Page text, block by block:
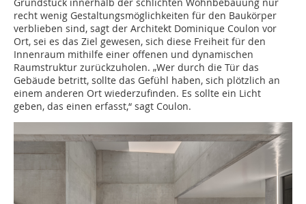
recht wenig Gestaltungsmöglichkeiten für den Baukörper
verblieben sind, sagt der Architekt Dominique Coulon vor
Ort, sei es das Ziel gewesen, sich diese Freiheit für den
Innenraum mithilfe einer offenen und dynamischen
Raumstruktur zurückzuholen. „Wer durch die Tür das
Gebäude betritt, sollte das Gefühl haben, sich plötzlich an
einem anderen Ort wiederzufinden. Es sollte ein Licht
geben, das einen erfasst,“ sagt Coulon.